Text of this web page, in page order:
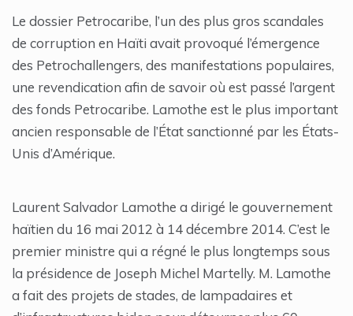
Le dossier Petrocaribe, l’un des plus gros scandales
de corruption en Haïti avait provoqué l’émergence
des Petrochallengers, des manifestations populaires,
une revendication afin de savoir où est passé l’argent
des fonds Petrocaribe. Lamothe est le plus important
ancien responsable de l’État sanctionné par les États-
Unis d’Amérique.
Laurent Salvador Lamothe a dirigé le gouvernement
haïtien du 16 mai 2012 à 14 décembre 2014. C’est le
premier ministre qui a régné le plus longtemps sous
la présidence de Joseph Michel Martelly. M. Lamothe
a fait des projets de stades, de lampadaires et